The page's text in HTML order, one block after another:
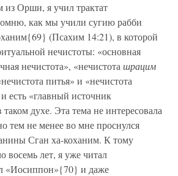
из Орши, я учил трактат
как мы учили сугию рабби
(Псахим 14:21), в которой
нечистоты: «основная
нечистота», «нечистота шрацим
питья» и «нечистота
есть «главный источник
духе. Эта тема не интересовала
тем не менее во мне проснулся
Сган ха-коханим. К тому
восемь лет, я уже читал
«Иосиппон»{70} и даже